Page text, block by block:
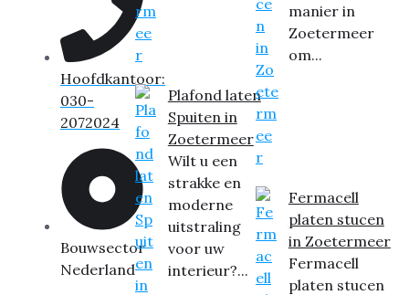
Hoofdkantoor:
030-
2072024
Bouwsector
Nederland
Plafond laten
Spuiten in
Zoetermeer
Wilt u een
strakke en
moderne
uitstraling
voor uw
interieur?...
manier in
Zoetermeer
om...
Fermacell
platen stucen
in Zoetermeer
Fermacell
platen stucen